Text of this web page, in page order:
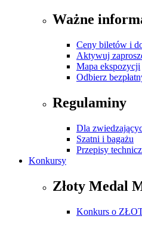
Ważne
Ceny biletów i
Aktywuj
Mapa ekspozycji
Odbierz
Regulaminy
Dla
Szatni i bagażu
Przepisy
Konkursy
Złoty Medal
Konkurs o